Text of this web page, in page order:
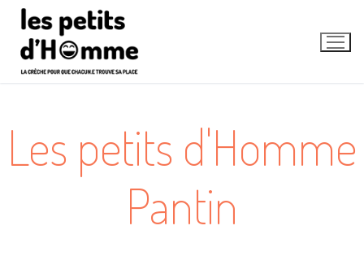
Aller
contenu
Les petits d'Homme
Pantin